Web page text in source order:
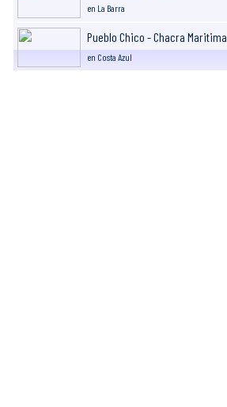
en La Barra
Pueblo Chico - Chacra Maritima
en Costa Azul